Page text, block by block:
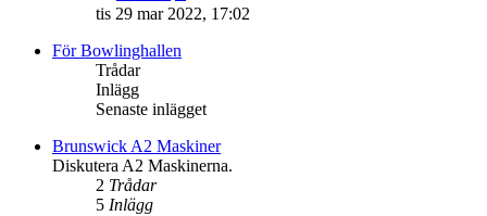
till
tis 29 mar 2022, 17:02
För Bowlinghallen
Trådar
Inlägg
Senaste inlägget
Brunswick A2 Maskiner
Diskutera A2 Maskinerna.
2 Trådar
5 Inlägg